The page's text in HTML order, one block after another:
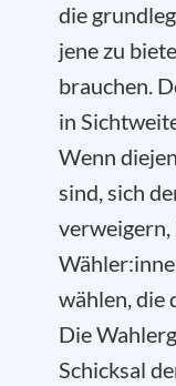
die
jene zu
brauchen.
in
Wenn
sind, sich
verweigern,
wählen, die
Die
Schicksal